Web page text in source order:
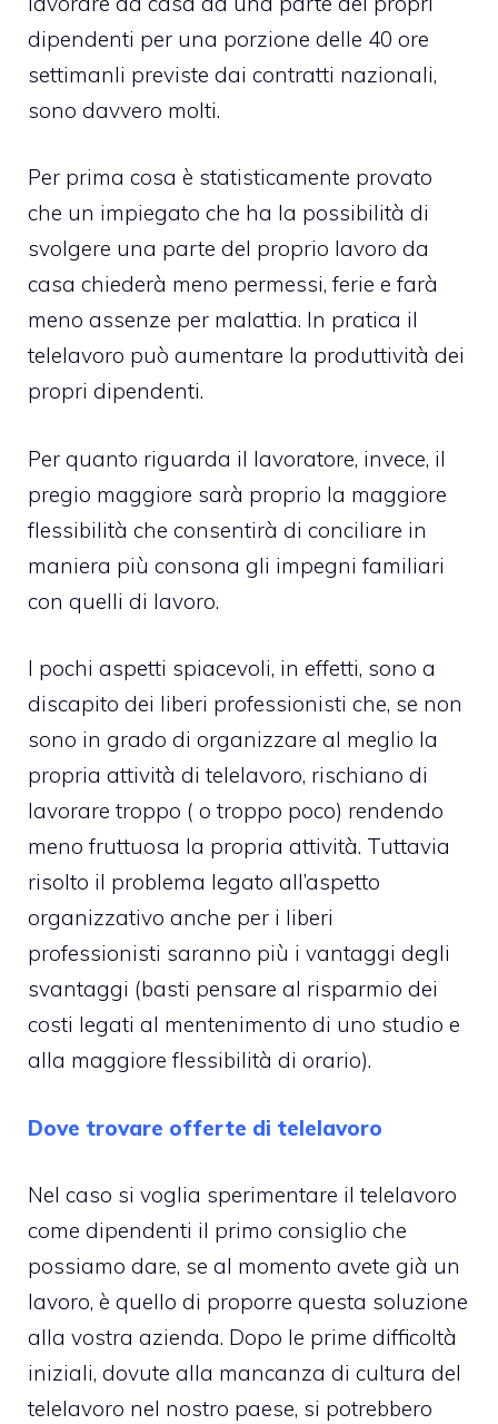
dipendenti per una porzione delle 40 ore
settimanli previste dai contratti nazionali,
sono davvero molti.
Per prima cosa è statisticamente provato
che un impiegato che ha la possibilità di
svolgere una parte del proprio lavoro da
casa chiederà meno permessi, ferie e farà
meno assenze per malattia. In pratica il
telelavoro può aumentare la produttività dei
propri dipendenti.
Per quanto riguarda il lavoratore, invece, il
pregio maggiore sarà proprio la maggiore
flessibilità che consentirà di conciliare in
maniera più consona gli impegni familiari
con quelli di lavoro.
I pochi aspetti spiacevoli, in effetti, sono a
discapito dei liberi professionisti che, se non
sono in grado di organizzare al meglio la
propria attività di telelavoro, rischiano di
lavorare troppo ( o troppo poco) rendendo
meno fruttuosa la propria attività. Tuttavia
risolto il problema legato all’aspetto
organizzativo anche per i liberi
professionisti saranno più i vantaggi degli
svantaggi (basti pensare al risparmio dei
costi legati al mentenimento di uno studio e
alla maggiore flessibilità di orario).
Dove trovare offerte di telelavoro
Nel caso si voglia sperimentare il telelavoro
come dipendenti il primo consiglio che
possiamo dare, se al momento avete già un
lavoro, è quello di proporre questa soluzione
alla vostra azienda. Dopo le prime difficoltà
iniziali, dovute alla mancanza di cultura del
telelavoro nel nostro paese, si potrebbero